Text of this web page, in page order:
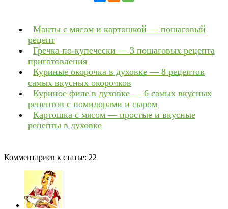
Манты с мясом и картошкой — пошаговый
рецепт
Гречка по-купечески — 3 пошаговых рецепта
приготовления
Куриные окорочка в духовке — 8 рецептов
самых вкусных окорочков
Куриное филе в духовке — 6 самых вкусных
рецептов с помидорами и сыром
Картошка с мясом — простые и вкусные
рецепты в духовке
Комментариев к статье: 22